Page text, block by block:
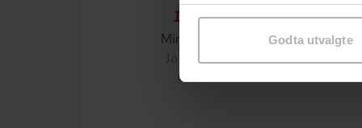
samtykke til spesifikke
Godta utvalgte
199,-
Minnesota
EBOK